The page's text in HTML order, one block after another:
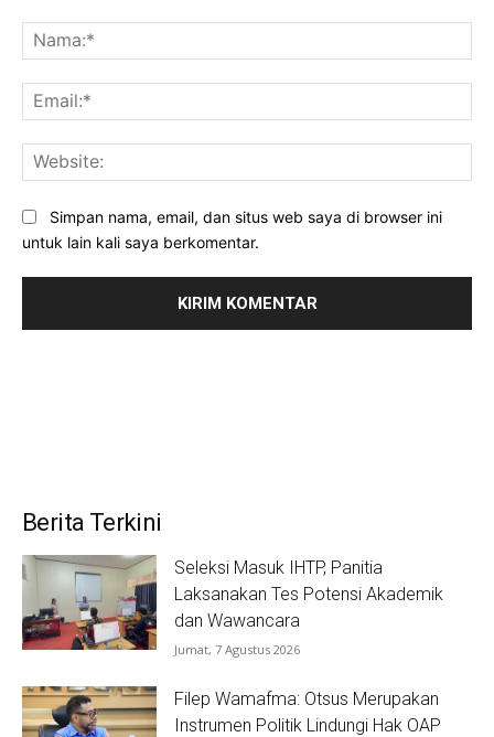
Simpan nama, email, dan situs web saya di browser ini
untuk lain kali saya berkomentar.
Berita Terkini
Seleksi Masuk IHTP, Panitia
Laksanakan Tes Potensi Akademik
dan Wawancara
Jumat, 7 Agustus 2026
Filep Wamafma: Otsus Merupakan
Instrumen Politik Lindungi Hak OAP